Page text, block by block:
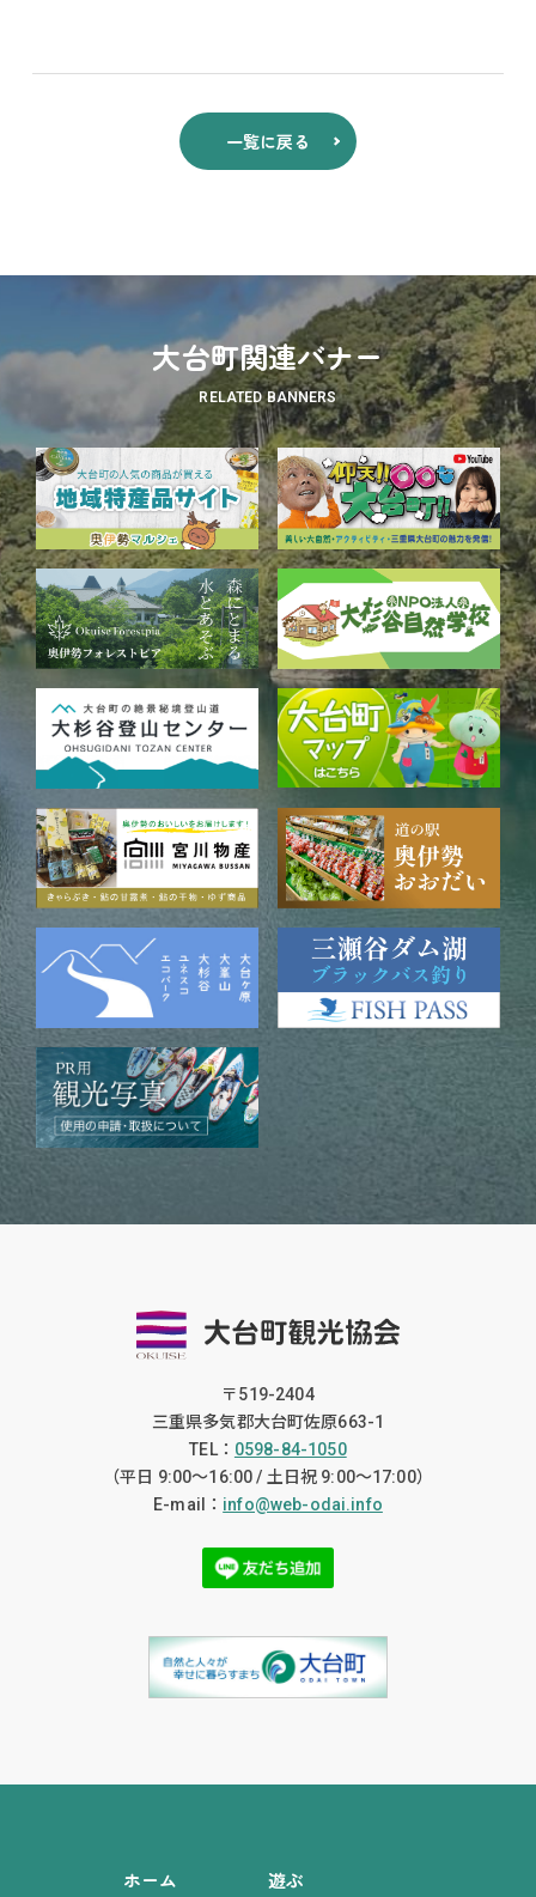
一覧に戻る
大台町関連バナー
RELATED BANNERS
〒519-2404
三重県多気郡大台町佐原663-1
TEL： 0598-84-1050
（平日 9:00〜16:00 / 土日祝 9:00〜17:00）
E-mail： info@web-odai.info
ホーム 遊ぶ